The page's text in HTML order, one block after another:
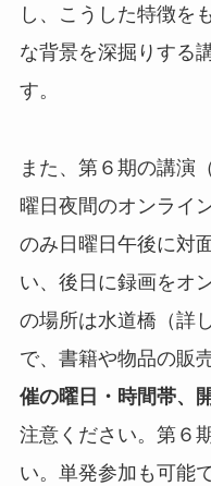
し、こうした特徴を
な背景を深掘りする
す。
また、第６期の講演
曜日夜間のオンライ
のみ日曜日午後に対
い、後日に録画をオ
の場所は水道橋（詳
で、書籍や物品の販
催の曜日・時間帯、
注意ください。第６
い。単発参加も可能